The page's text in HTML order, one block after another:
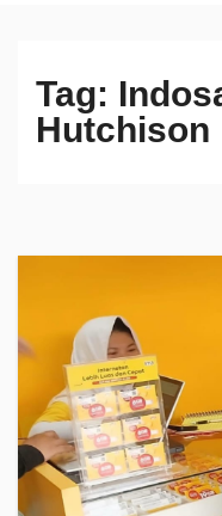
Tag:
Hutchison